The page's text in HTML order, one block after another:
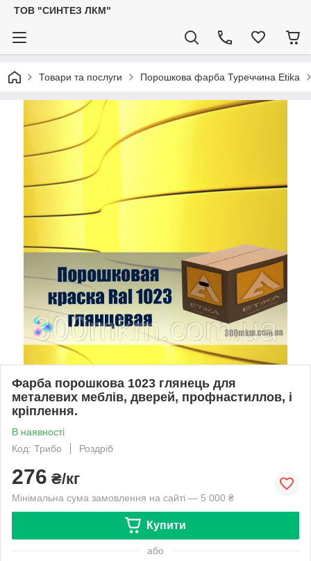
ТОВ "СИНТЕЗ ЛКМ"
Товари та послуги Порошкова фарба Туреччина Etika
Фарба порошкова 1023 глянець для
металевих меблів, дверей, профнастиллов, і
кріплення.
В наявності
Код: Трибо
Роздріб
276 ₴/кг
Мінімальна сума замовлення на сайті — 5 000 ₴
Купити
або